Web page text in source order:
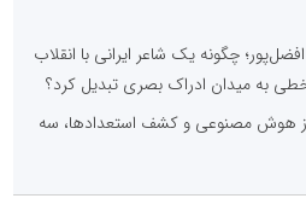
چگونه یک شاعر ایرانی با انقلاب
به میدان ادراک بصری تبدیل کرد؟
از هوش مصنوعی و کشف استعدادها، سه